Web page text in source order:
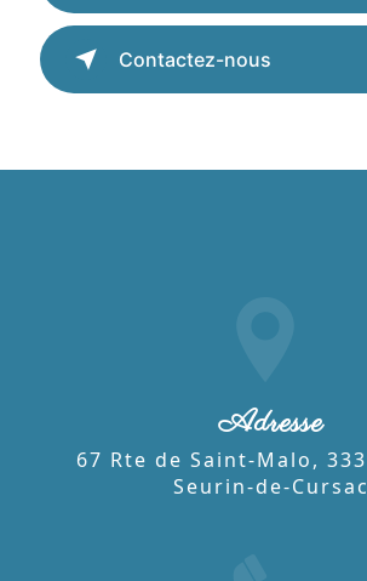
Contactez-nous
Adresse
67 Rte de Saint-Malo, 33390 Saint-
Seurin-de-Cursac